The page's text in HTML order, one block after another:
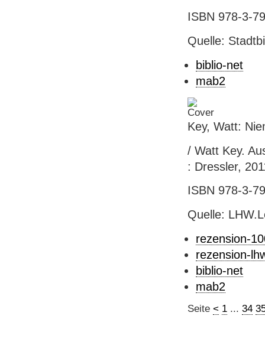
ISBN 978-3-
Quelle:
biblio-net
mab2
Key, Watt:
/ Watt Key.
: Dressler,
ISBN 978-3-
Quelle:
rezension-
rezension-
biblio-net
mab2
Seite < 1... 34